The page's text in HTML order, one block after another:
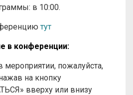
в 10:00.
тут
в конференции:
мероприятии, пожалуйста,
на кнопку
вверху или внизу